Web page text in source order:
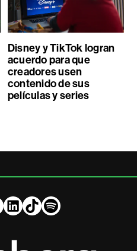
Disney y TikTok logran
acuerdo para que
creadores usen
contenido de sus
películas y series